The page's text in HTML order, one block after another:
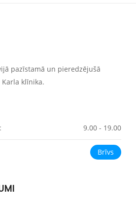
pazīstamā un pieredzējušā
klīnika.
9.00 - 19.00
Brīvs